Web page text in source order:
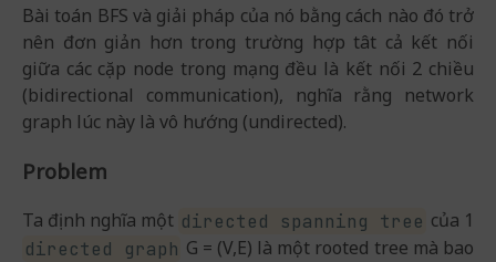
Bài toán BFS và giải pháp của nó bằng cách nào đó trở
nên đơn giản hơn trong trường hợp tât cả kết nối
giữa các cặp node trong mạng đều là kết nối 2 chiều
(bidirectional communication), nghĩa rằng network
graph lúc này là vô hướng (undirected).
Problem
Ta định nghĩa một directed spanning tree của 1
directed graph G = (V,E) là một rooted tree mà bao